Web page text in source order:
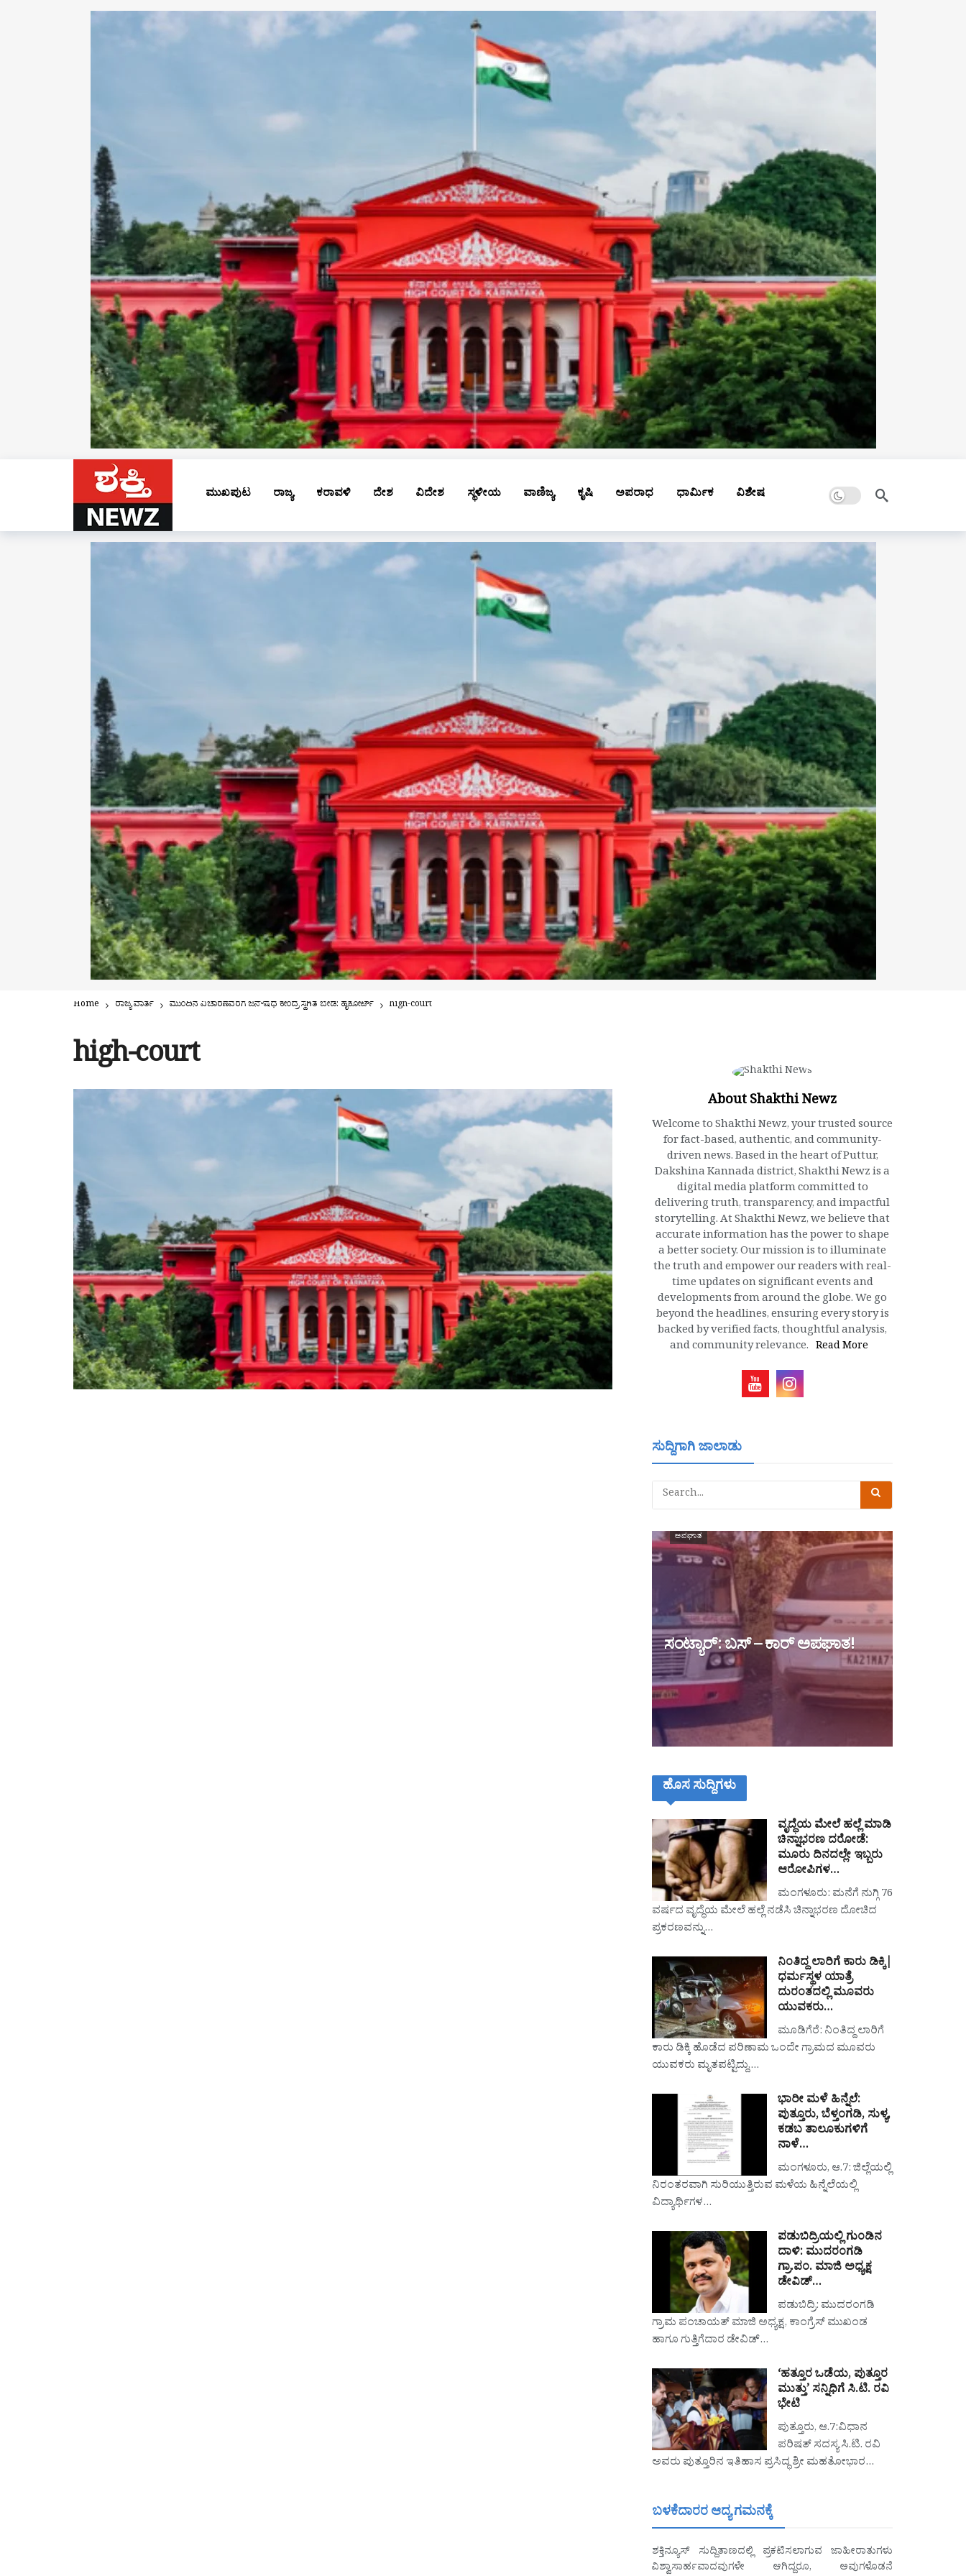
ಮುಖಪುಟ ರಾಜ್ಯ ಕರಾವಳಿ ದೇಶ ವಿದೇಶ ಸ್ಥಳೀಯ ವಾಣಿಜ್ಯ ಕೃಷಿ ಅಪರಾಧ ಧಾರ್ಮಿಕ ವಿಶೇಷ Dark mode
Home ರಾಜ್ಯ ವಾರ್ತೆ ಮುಂದಿನ ವಿಚಾರಣೆವರೆಗೆ ಜನೌಷಧ ಕೇಂದ್ರ ಸ್ಥಗಿತ ಬೇಡ: ಹೈಕೋರ್ಟ್ high-court
high-court
About Shakthi Newz
Welcome to Shakthi Newz, your trusted source
for fact-based, authentic, and community-
driven news. Based in the heart of Puttur,
Dakshina Kannada district, Shakthi Newz is a
digital media platform committed to
delivering truth, transparency, and impactful
storytelling. At Shakthi Newz, we believe that
accurate information has the power to shape
a better society. Our mission is to illuminate
the truth and empower our readers with real-
time updates on significant events and
developments from around the globe. We go
beyond the headlines, ensuring every story is
backed by verified facts, thoughtful analysis,
and community relevance. Read More
ಸುದ್ದಿಗಾಗಿ ಜಾಲಾಡು
ಅಪಘಾತ
ಸಂಟ್ಯಾರ್: ಬಸ್ – ಕಾರ್ ಅಪಘಾತ!
ಹೊಸ ಸುದ್ದಿಗಳು
ವೃದ್ಧೆಯ ಮೇಲೆ ಹಲ್ಲೆ ಮಾಡಿ
ಚಿನ್ನಾಭರಣ ದರೋಡೆ:
ಮೂರು ದಿನದಲ್ಲೇ ಇಬ್ಬರು
ಆರೋಪಿಗಳ…
ಮಂಗಳೂರು: ಮನೆಗೆ ನುಗ್ಗಿ 76
ವರ್ಷದ ವೃದ್ಧೆಯ ಮೇಲೆ ಹಲ್ಲೆ ನಡೆಸಿ ಚಿನ್ನಾಭರಣ ದೋಚಿದ
ಪ್ರಕರಣವನ್ನು…
ನಿಂತಿದ್ದ ಲಾರಿಗೆ ಕಾರು ಡಿಕ್ಕಿ|
ಧರ್ಮಸ್ಥಳ ಯಾತ್ರೆ
ದುರಂತದಲ್ಲಿ ಮೂವರು
ಯುವಕರು…
ಮೂಡಿಗೆರೆ: ನಿಂತಿದ್ದ ಲಾರಿಗೆ
ಕಾರು ಡಿಕ್ಕಿ ಹೊಡೆದ ಪರಿಣಾಮ ಒಂದೇ ಗ್ರಾಮದ ಮೂವರು
ಯುವಕರು ಮೃತಪಟ್ಟಿದ್ದು,…
ಭಾರೀ ಮಳೆ ಹಿನ್ನೆಲೆ:
ಪುತ್ತೂರು, ಬೆಳ್ತಂಗಡಿ, ಸುಳ್ಯ,
ಕಡಬ ತಾಲೂಕುಗಳಿಗೆ
ನಾಳೆ…
ಮಂಗಳೂರು, ಆ.7: ಜಿಲ್ಲೆಯಲ್ಲಿ
ನಿರಂತರವಾಗಿ ಸುರಿಯುತ್ತಿರುವ ಮಳೆಯ ಹಿನ್ನೆಲೆಯಲ್ಲಿ
ವಿದ್ಯಾರ್ಥಿಗಳ…
ಪಡುಬಿದ್ರಿಯಲ್ಲಿ ಗುಂಡಿನ
ದಾಳಿ: ಮುದರಂಗಡಿ
ಗ್ರಾ.ಪಂ. ಮಾಜಿ ಅಧ್ಯಕ್ಷ
ಡೇವಿಡ್…
ಪಡುಬಿದ್ರಿ: ಮುದರಂಗಡಿ
ಗ್ರಾಮ ಪಂಚಾಯತ್ ಮಾಜಿ ಅಧ್ಯಕ್ಷ, ಕಾಂಗ್ರೆಸ್ ಮುಖಂಡ
ಹಾಗೂ ಗುತ್ತಿಗೆದಾರ ಡೇವಿಡ್…
‘ಹತ್ತೂರ ಒಡೆಯ, ಪುತ್ತೂರ
ಮುತ್ತು’ ಸನ್ನಿಧಿಗೆ ಸಿ.ಟಿ. ರವಿ
ಭೇಟಿ
ಪುತ್ತೂರು, ಆ.7:ವಿಧಾನ
ಪರಿಷತ್ ಸದಸ್ಯ ಸಿ.ಟಿ. ರವಿ
ಅವರು ಪುತ್ತೂರಿನ ಇತಿಹಾಸ ಪ್ರಸಿದ್ಧ ಶ್ರೀ ಮಹತೋಭಾರ…
ಬಳಕೆದಾರರ ಆದ್ಯ ಗಮನಕ್ಕೆ
ಶಕ್ತಿನ್ಯೂಸ್ ಸುದ್ದಿತಾಣದಲ್ಲಿ ಪ್ರಕಟಿಸಲಾಗುವ ಜಾಹೀರಾತುಗಳು
ವಿಶ್ವಾಸಾರ್ಹವಾದವುಗಳೇ ಆಗಿದ್ದರೂ, ಅವುಗಳೊಡನೆ